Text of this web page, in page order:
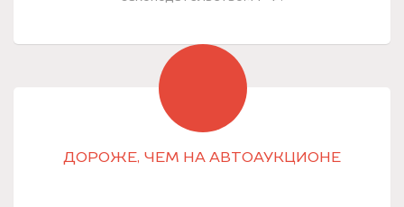
ДОРОЖЕ, ЧЕМ НА АВТОАУКЦИОНЕ